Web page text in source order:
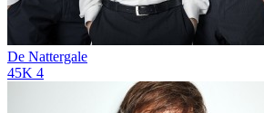
De Nattergale
45K 4